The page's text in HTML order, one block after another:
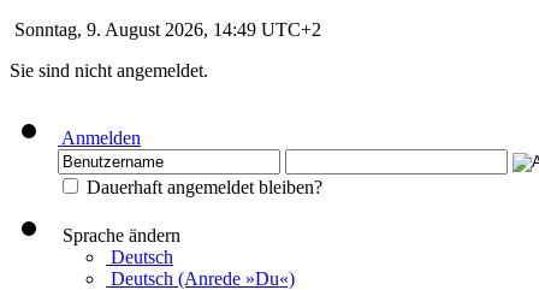
Sonntag, 9. August 2026, 14:49 UTC+2
Sie sind nicht angemeldet.
Anmelden
Dauerhaft angemeldet bleiben?
Sprache ändern
Deutsch
Deutsch (Anrede »Du«)